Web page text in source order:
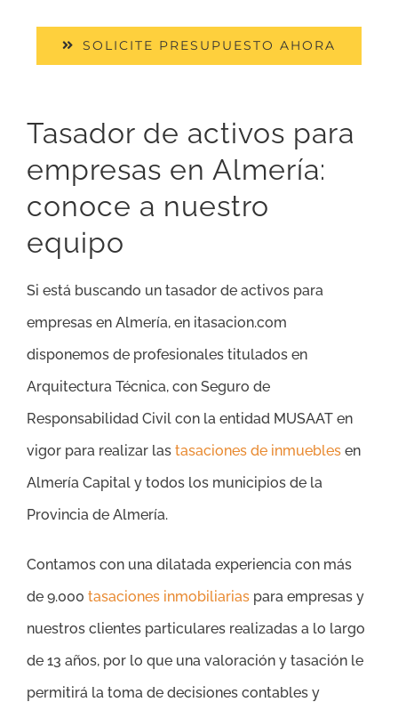
SOLICITE PRESUPUESTO AHORA
Tasador de activos para
empresas en Almería:
conoce a nuestro
equipo
Si está buscando un tasador de activos para
empresas en Almería, en itasacion.com
disponemos de profesionales titulados en
Arquitectura Técnica, con Seguro de
Responsabilidad Civil con la entidad MUSAAT en
vigor para realizar las tasaciones de inmuebles en
Almería Capital y todos los municipios de la
Provincia de Almería.
Contamos con una dilatada experiencia con más
de 9.000 tasaciones inmobiliarias para empresas y
nuestros clientes particulares realizadas a lo largo
de 13 años, por lo que una valoración y tasación le
permitirá la toma de decisiones contables y